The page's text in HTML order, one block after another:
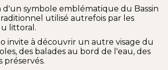
d'un symbole emblématique du Bassin
utilisé autrefois par les
littoral.
invite à découvrir un autre visage du
des balades au bord de l'eau, des
préservés.